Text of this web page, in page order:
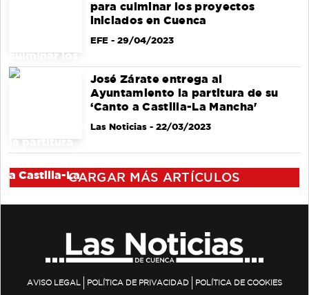
para culminar los proyectos
iniciados en Cuenca
EFE- 29/04/2023
José Zárate entrega al
Ayuntamiento la partitura de su
‘Canto a Castilla-La Mancha'
Las Noticias- 22/03/2023
CARGAR MÁS ARTÍCULOS
AVISO LEGAL POLÍTICA DE PRIVACIDAD POLÍTICA DE COOKIES